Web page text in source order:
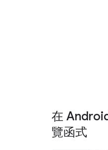
在
覽函式